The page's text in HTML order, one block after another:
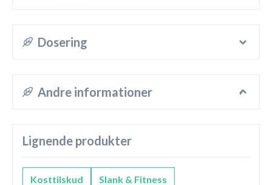
Dosering
Andre informationer
Lignende produkter
Kosttilskud Slank & Fitness